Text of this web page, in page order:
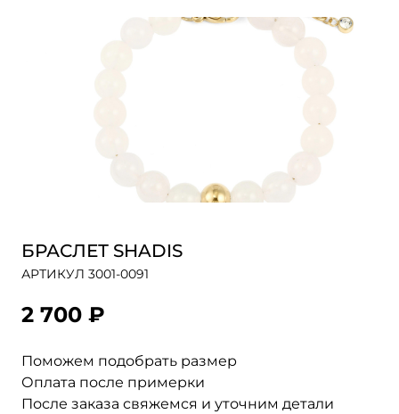
БРАСЛЕТ SHADIS
АРТИКУЛ 3001-0091
2 700 ₽
Поможем подобрать размер
Оплата после примерки
После заказа свяжемся и уточним детали